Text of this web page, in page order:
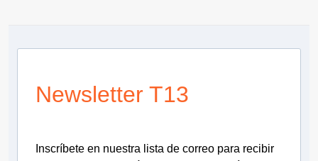
Newsletter T13
Inscríbete en nuestra lista de correo para recibir